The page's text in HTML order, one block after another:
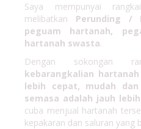
Saya mempunyai
melibatkan Perunding /
peguam hartanah,
hartanah swasta.
Dengan sokongan
kebarangkalian
lebih cepat, mudah
semasa adalah jauh
cuba menjual hartanah
kepakaran dan saluran yang